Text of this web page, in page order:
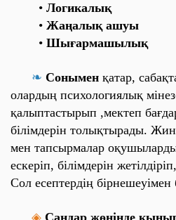
• Логикалық
• Жаңалық ашуы
• Шығармашылық
❧ Сонымен қатар,
олардың психологиялық
қалыптастырып ,мектеп
білімдерін толықтырады.
мен тапсырмалар
ескеріп, білімдерін
Сол есептердің бірнешеуімен
◈ Сандар жөнінде